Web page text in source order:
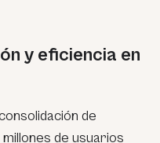
y eficiencia en
de
de usuarios